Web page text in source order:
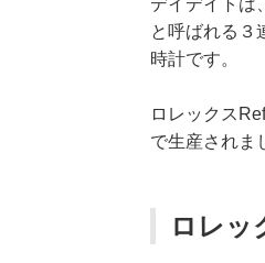
と呼ばれる３
時計です。
ロレックス
で生産されま
ロレッ